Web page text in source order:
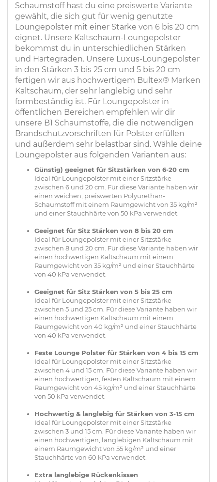
Schaumstoff hast du eine preiswerte Variante
gewählt, die sich gut für wenig genutzte
Loungepolster mit einer Stärke von 6 bis 20 cm
eignet. Unsere Kaltschaum-Loungepolster
bekommst du in unterschiedlichen Stärken
und Härtegraden. Unsere Luxus-Loungepolster
in den Stärken 3 bis 25 cm und 5 bis 20 cm
fertigen wir aus hochwertigem Bultex® Marken
Kaltschaum, der sehr langlebig und sehr
formbeständig ist. Für Loungepolster in
öffentlichen Bereichen empfehlen wir dir
unsere B1 Schaumstoffe, die die notwendigen
Brandschutzvorschriften für Polster erfüllen
und außerdem sehr belastbar sind. Wähle deine
Loungepolster aus folgenden Varianten aus:
Günstig) geeignet für Sitzstärken von 6-20 cm
Ideal für Loungepolster mit einer Sitzstärke
zwischen 6 und 20 cm. Für diese Variante haben wir
einen weichen, preiswerten Polyurethan-
Schaumstoff mit einem Raumgewicht von 35 kg/m²
und einer Stauchhärte von 50 kPa verwendet.
Geeignet für Sitz Stärken von 8 bis 20 cm
Ideal für Loungepolster mit einer Sitzstärke
zwischen 8 und 20 cm. Für diese Variante haben wir
einen hochwertigen Kaltschaum mit einem
Raumgewicht von 35 kg/m² und einer Stauchhärte
von 40 kPa verwendet.
Geeignet für Sitz Stärken von 5 bis 25 cm
Ideal für Loungepolster mit einer Sitzstärke
zwischen 5 und 25 cm. Für diese Variante haben wir
einen hochwertigen Kaltschaum mit einem
Raumgewicht von 40 kg/m² und einer Stauchhärte
von 40 kPa verwendet.
Feste Lounge Polster für Stärken von 4 bis 15 cm
Ideal für Loungepolster mit einer Sitzstärke
zwischen 4 und 15 cm. Für diese Variante haben wir
einen hochwertigen, festen Kaltschaum mit einem
Raumgewicht von 45 kg/m² und einer Stauchhärte
von 50 kPa verwendet.
Hochwertig & langlebig für Stärken von 3-15 cm
Ideal für Loungepolster mit einer Sitzstärke
zwischen 3 und 15 cm. Für diese Variante haben wir
einen hochwertigen, langlebigen Kaltschaum mit
einem Raumgewicht von 55 kg/m² und einer
Stauchhärte von 60 kPa verwendet.
Extra langlebige Rückenkissen